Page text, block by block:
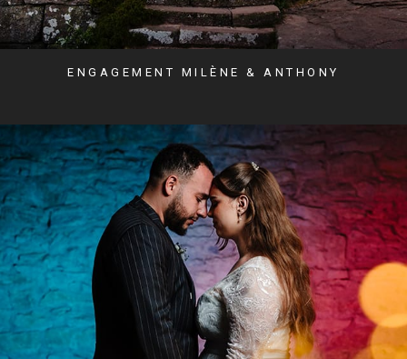
ENGAGEMENT MILÈNE & ANTHONY